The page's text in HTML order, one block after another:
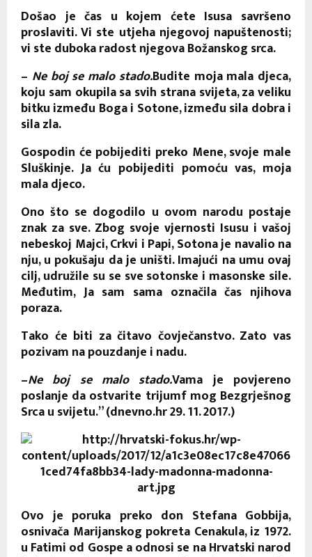
Došao je čas u kojem ćete Isusa savršeno
proslaviti. Vi ste utjeha njegovoj napuštenosti;
vi ste duboka radost njegova Božanskog srca.
– Ne boj se malo stado.Budite moja mala djeca,
koju sam okupila sa svih strana svijeta, za veliku
bitku između Boga i Sotone, između sila dobra i
sila zla.
Gospodin će pobijediti preko Mene, svoje male
Sluškinje. Ja ću pobijediti pomoću vas, moja
mala djeco.
Ono što se dogodilo u ovom narodu postaje
znak za sve. Zbog svoje vjernosti Isusu i vašoj
nebeskoj Majci, Crkvi i Papi, Sotona je navalio na
nju, u pokušaju da je uništi. Imajući na umu ovaj
cilj, udružile su se sve sotonske i masonske sile.
Međutim, Ja sam sama označila čas njihova
poraza.
Tako će biti za čitavo čovječanstvo. Zato vas
pozivam na pouzdanje i nadu.
–Ne boj se malo stado.Vama je povjereno
poslanje da ostvarite trijumf mog Bezgrješnog
Srca u svijetu.” (dnevno.hr 29. 11. 2017.)
Ovo je poruka preko don Stefana Gobbija,
osnivača Marijanskog pokreta Cenakula, iz 1972.
u Fatimi od Gospe a odnosi se na Hrvatski narod